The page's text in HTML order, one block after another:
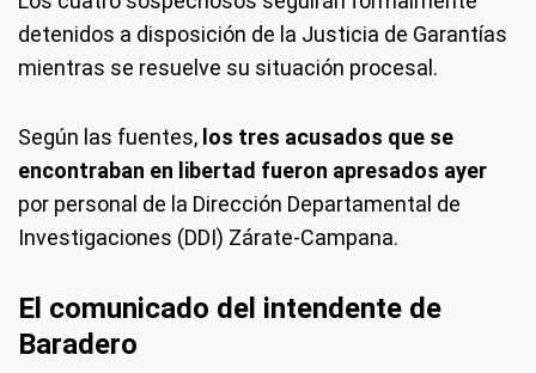
detenidos a disposición de la Justicia de Garantías
mientras se resuelve su situación procesal.
Según las fuentes, los tres acusados que se
encontraban en libertad fueron apresados ayer
por personal de la Dirección Departamental de
Investigaciones (DDI) Zárate-Campana.
El comunicado del intendente de
Baradero